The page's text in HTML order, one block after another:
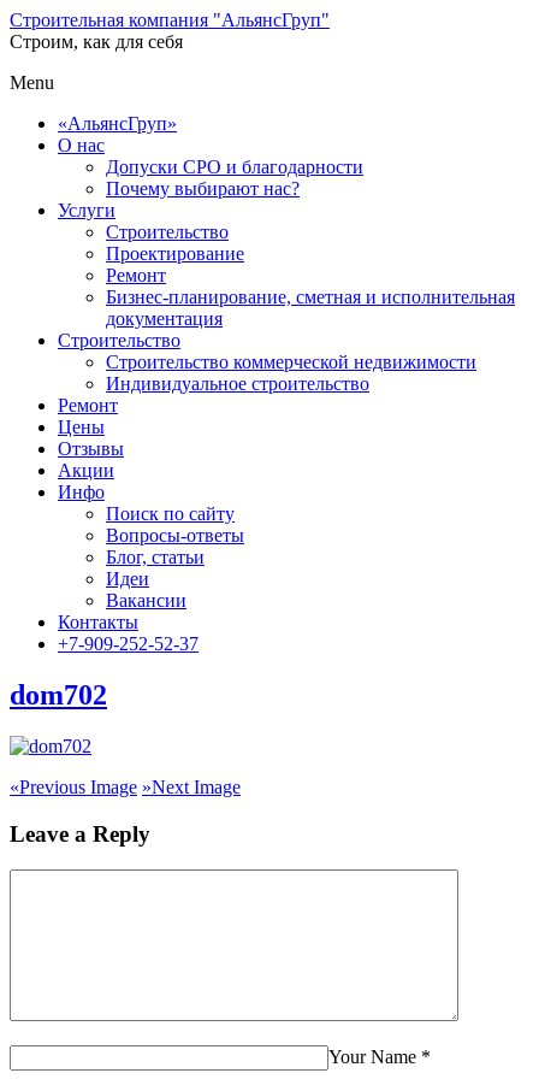
Строительная компания "АльянсГруп"
Строим, как для себя
Menu
«АльянсГруп»
О нас
Допуски СРО и благодарности
Почему выбирают нас?
Услуги
Строительство
Проектирование
Ремонт
Бизнес-планирование, сметная и исполнительная
документация
Строительство
Строительство коммерческой недвижимости
Индивидуальное строительство
Ремонт
Цены
Отзывы
Акции
Инфо
Поиск по сайту
Вопросы-ответы
Блог, статьи
Идеи
Вакансии
Контакты
+7-909-252-52-37
dom702
«Previous Image »Next Image
Leave a Reply
Your Name *